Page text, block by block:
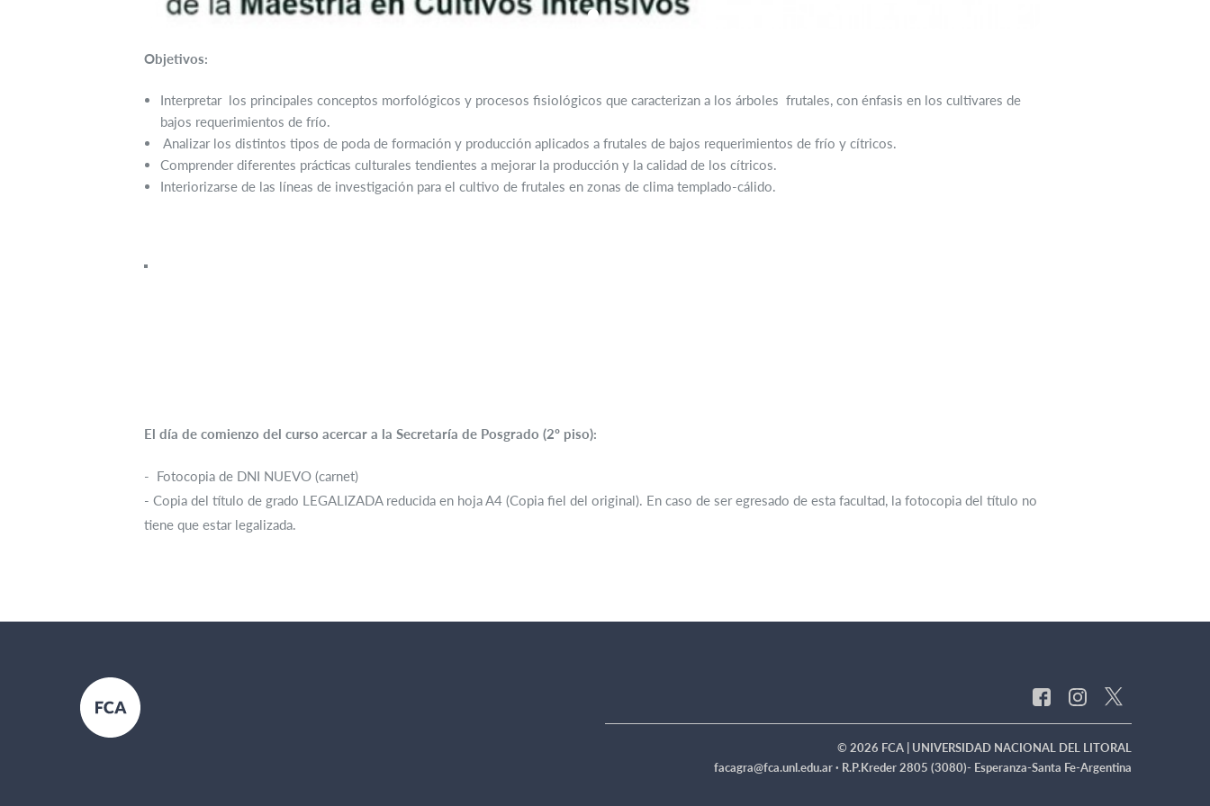
Objetivos:
Interpretar los principales conceptos morfológicos y procesos fisiológicos que caracterizan a los árboles frutales, con énfasis en los cultivares de
bajos requerimientos de frío.
Analizar los distintos tipos de poda de formación y producción aplicados a frutales de bajos requerimientos de frío y cítricos.
Comprender diferentes prácticas culturales tendientes a mejorar la producción y la calidad de los cítricos.
Interiorizarse de las líneas de investigación para el cultivo de frutales en zonas de clima templado-cálido.
El día de comienzo del curso acercar a la Secretaría de Posgrado (2º piso):
- Fotocopia de DNI NUEVO (carnet)
- Copia del título de grado LEGALIZADA reducida en hoja A4 (Copia fiel del original). En caso de ser egresado de esta facultad, la fotocopia del título no
tiene que estar legalizada.
© 2026 FCA | UNIVERSIDAD NACIONAL DEL LITORAL
facagra@fca.unl.edu.ar · R.P.Kreder 2805 (3080)- Esperanza-Santa Fe-Argentina